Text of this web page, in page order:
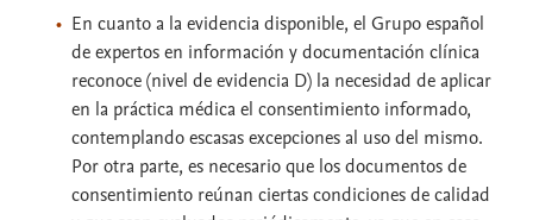
En cuanto a la evidencia disponible, el Grupo español
de expertos en información y documentación clínica
reconoce (nivel de evidencia D) la necesidad de aplicar
en la práctica médica el consentimiento informado,
contemplando escasas excepciones al uso del mismo.
Por otra parte, es necesario que los documentos de
consentimiento reúnan ciertas condiciones de calidad